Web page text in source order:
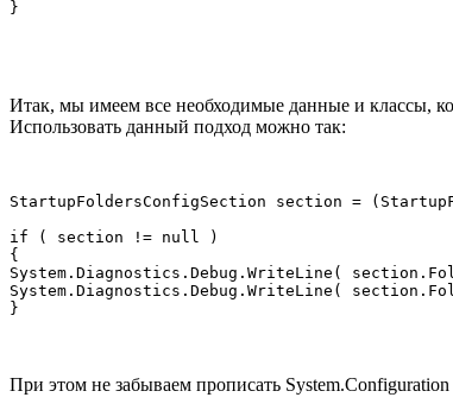
Итак, мы имеем все необходимые данные и классы,
Использовать данный подход можно так:
StartupFoldersConfigSection section =
if ( section != null )
{
System.Diagnostics.Debug.WriteLine(
System.Diagnostics.Debug.WriteLine(
При этом не забываем прописать